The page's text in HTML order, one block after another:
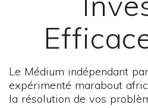
Le Médium indépendant
expérimenté marabout
la résolution de vos